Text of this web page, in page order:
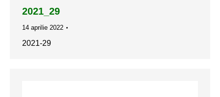
2021_29
14 aprilie 2022
2021-29